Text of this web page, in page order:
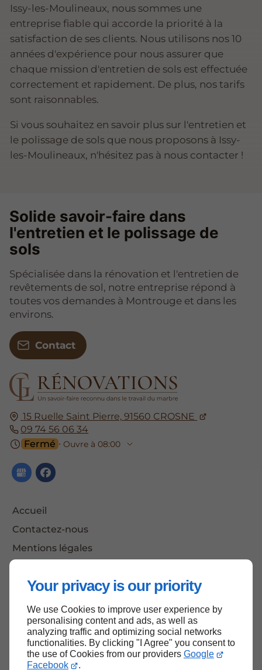
Your privacy is our priority
We use Cookies to improve user experience by
personalising content and ads, as well as
analyzing traffic and optimizing social networks
functionalities. By clicking "I Agree" you consent to
the use of Cookies from our providers Google
Facebook
.
Issy-les-Moulineaux, nous sommes une
entreprise fiable qui accorde la priorité à la
satisfaction de ses clients. Nous utilisons nos 10
années d'expérience pour nous assurer que
chaque mission d'entretien de sols est effectuée
correctement et rapidement. De plus, nos tarifs
sont raisonnables.
Si vous souhaitez en savoir plus sur l'entretien et
le polissage de sols que nous proposons à Issy-
les-Moulineaux, n'hésitez pas à nous contacter !
15 Ruelle Saint Pierre, 91560 CROSNE
09 74 56 06 34
Fermé ⋅ Ouvre à 08:00
Accueil
Contactez-nous
Mentions légales
Solide savoir-faire dans
l'entretien et le polissage de
sols
Spécialisée dans la rénovation et l'entretien de
revêtements de sol, notre entreprise répond à
toutes vos demandes à Montrouge et dans les
environs.
Contact
Haut de page